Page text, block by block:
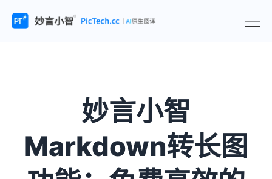
妙言小智
Markdown转长图